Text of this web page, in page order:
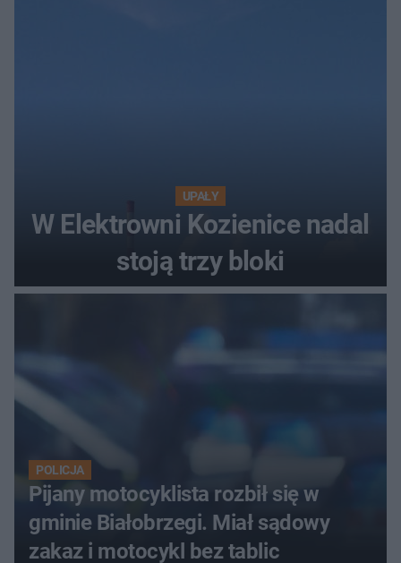
UPAŁY
W Elektrowni Kozienice nadal
stoją trzy bloki
POLICJA
Pijany motocyklista rozbił się w
gminie Białobrzegi. Miał sądowy
zakaz i motocykl bez tablic